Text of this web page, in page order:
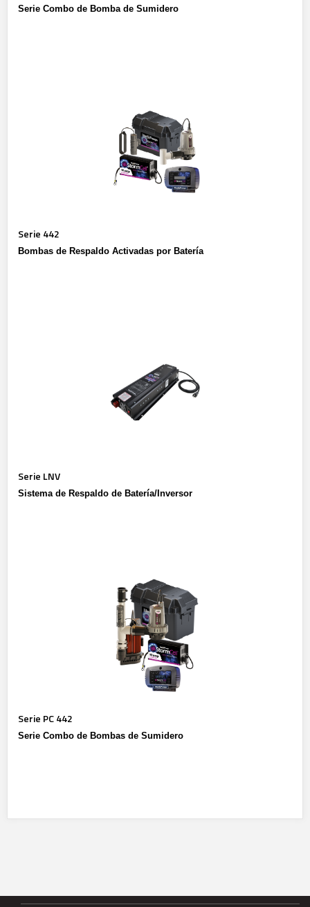
Serie Combo de Bomba de Sumidero
Serie 442
Bombas de Respaldo Activadas por Batería
Serie LNV
Sistema de Respaldo de Batería/Inversor
Serie PC 442
Serie Combo de Bombas de Sumidero